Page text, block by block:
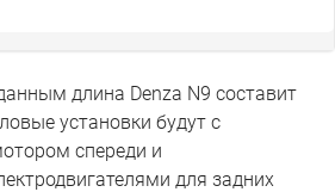
длина Denza N9 составит
установки будут с
спереди и
для задних